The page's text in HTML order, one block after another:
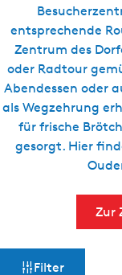
entsprechende
Zentrum des
oder Radtour
Abendessen oder
als Wegzehrung
für frische
gesorgt. Hier
Zur
Filter